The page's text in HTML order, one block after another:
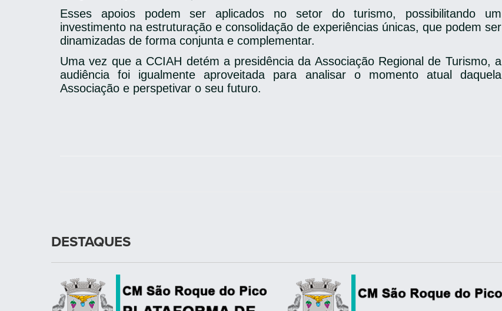
Esses apoios podem ser aplicados no setor do turismo, possibilitando um
investimento na estruturação e consolidação de experiências únicas, que podem ser
dinamizadas de forma conjunta e complementar.
Uma vez que a CCIAH detém a presidência da Associação Regional de Turismo, a
audiência foi igualmente aproveitada para analisar o momento atual daquela
Associação e perspetivar o seu futuro.
DESTAQUES